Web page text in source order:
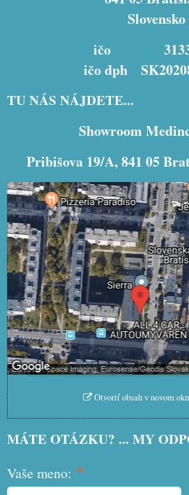
Slovensko
ičo
ičo dph
TU NÁS NÁJDETE...
Showroom
Pribišova 19/A, 841 05
Externý obsah je
súkromia
Prajete si načítať externý
Povoliť tentokrát
Povoliť a zapamätať -
druhom cookie:
Otvoriť obsah v novom
MÁTE OTÁZKU? ... MY
Vaše meno: *